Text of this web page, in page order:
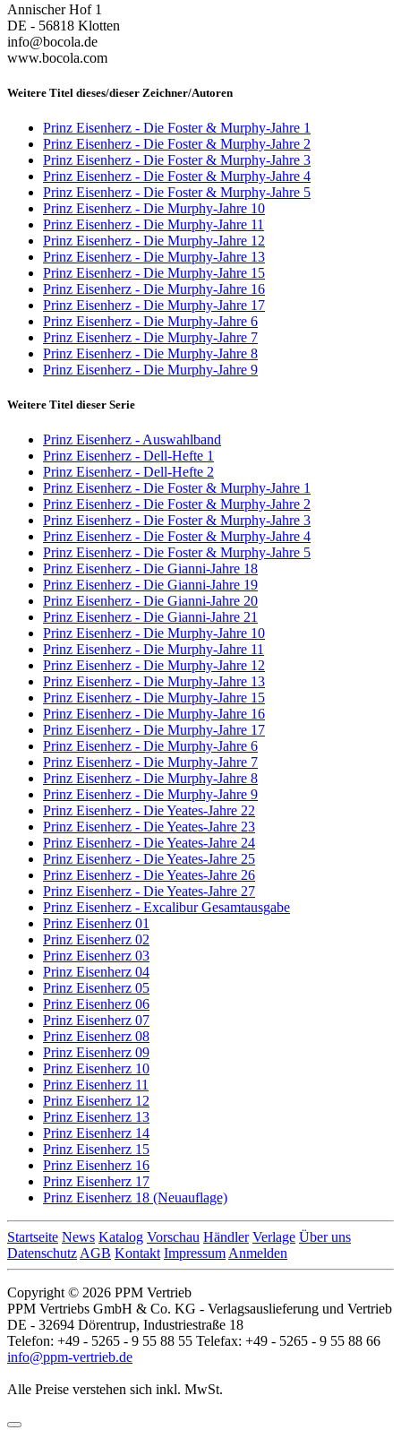
Annischer Hof 1
DE - 56818 Klotten
info@bocola.de
www.bocola.com
Weitere Titel dieses/dieser Zeichner/Autoren
Prinz Eisenherz - Die Foster & Murphy-Jahre 1
Prinz Eisenherz - Die Foster & Murphy-Jahre 2
Prinz Eisenherz - Die Foster & Murphy-Jahre 3
Prinz Eisenherz - Die Foster & Murphy-Jahre 4
Prinz Eisenherz - Die Foster & Murphy-Jahre 5
Prinz Eisenherz - Die Murphy-Jahre 10
Prinz Eisenherz - Die Murphy-Jahre 11
Prinz Eisenherz - Die Murphy-Jahre 12
Prinz Eisenherz - Die Murphy-Jahre 13
Prinz Eisenherz - Die Murphy-Jahre 15
Prinz Eisenherz - Die Murphy-Jahre 16
Prinz Eisenherz - Die Murphy-Jahre 17
Prinz Eisenherz - Die Murphy-Jahre 6
Prinz Eisenherz - Die Murphy-Jahre 7
Prinz Eisenherz - Die Murphy-Jahre 8
Prinz Eisenherz - Die Murphy-Jahre 9
Weitere Titel dieser Serie
Prinz Eisenherz - Auswahlband
Prinz Eisenherz - Dell-Hefte 1
Prinz Eisenherz - Dell-Hefte 2
Prinz Eisenherz - Die Foster & Murphy-Jahre 1
Prinz Eisenherz - Die Foster & Murphy-Jahre 2
Prinz Eisenherz - Die Foster & Murphy-Jahre 3
Prinz Eisenherz - Die Foster & Murphy-Jahre 4
Prinz Eisenherz - Die Foster & Murphy-Jahre 5
Prinz Eisenherz - Die Gianni-Jahre 18
Prinz Eisenherz - Die Gianni-Jahre 19
Prinz Eisenherz - Die Gianni-Jahre 20
Prinz Eisenherz - Die Gianni-Jahre 21
Prinz Eisenherz - Die Murphy-Jahre 10
Prinz Eisenherz - Die Murphy-Jahre 11
Prinz Eisenherz - Die Murphy-Jahre 12
Prinz Eisenherz - Die Murphy-Jahre 13
Prinz Eisenherz - Die Murphy-Jahre 15
Prinz Eisenherz - Die Murphy-Jahre 16
Prinz Eisenherz - Die Murphy-Jahre 17
Prinz Eisenherz - Die Murphy-Jahre 6
Prinz Eisenherz - Die Murphy-Jahre 7
Prinz Eisenherz - Die Murphy-Jahre 8
Prinz Eisenherz - Die Murphy-Jahre 9
Prinz Eisenherz - Die Yeates-Jahre 22
Prinz Eisenherz - Die Yeates-Jahre 23
Prinz Eisenherz - Die Yeates-Jahre 24
Prinz Eisenherz - Die Yeates-Jahre 25
Prinz Eisenherz - Die Yeates-Jahre 26
Prinz Eisenherz - Die Yeates-Jahre 27
Prinz Eisenherz - Excalibur Gesamtausgabe
Prinz Eisenherz 01
Prinz Eisenherz 02
Prinz Eisenherz 03
Prinz Eisenherz 04
Prinz Eisenherz 05
Prinz Eisenherz 06
Prinz Eisenherz 07
Prinz Eisenherz 08
Prinz Eisenherz 09
Prinz Eisenherz 10
Prinz Eisenherz 11
Prinz Eisenherz 12
Prinz Eisenherz 13
Prinz Eisenherz 14
Prinz Eisenherz 15
Prinz Eisenherz 16
Prinz Eisenherz 17
Prinz Eisenherz 18 (Neuauflage)
Startseite News Katalog Vorschau Händler Verlage Über uns
Datenschutz AGB Kontakt Impressum Anmelden
Copyright © 2026 PPM Vertrieb
PPM Vertriebs GmbH & Co. KG - Verlagsauslieferung und Vertrieb
DE - 32694 Dörentrup, Industriestraße 18
Telefon: +49 - 5265 - 9 55 88 55 Telefax: +49 - 5265 - 9 55 88 66
info@ppm-vertrieb.de
Alle Preise verstehen sich inkl. MwSt.